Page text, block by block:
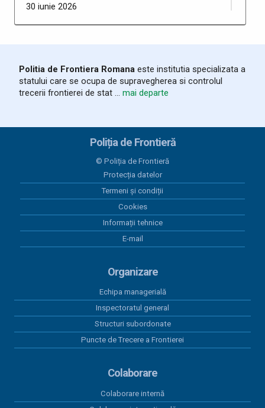
30 iunie 2026
26 iunie 2026
Plăți 26.06.2026
Lista cu venituri salariale - mai 2026
12 iunie 2026
Plăți 12.06.2026
Politia de Frontiera Romana este institutia specializata a
statului care se ocupa de supravegherea si controlul
trecerii frontierei de stat ... mai departe
Poliția de Frontieră
© Poliția de Frontieră
Protecția datelor
Termeni și condiții
Cookies
Informații tehnice
E-mail
Organizare
Echipa managerială
Inspectoratul general
Structuri subordonate
Puncte de Trecere a Frontierei
Colaborare
Colaborare internă